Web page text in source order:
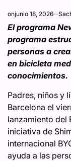
onjunio 18, 2026
El programa
programa
personas a
en bicicleta
conocimientos.
Padres, niños y
Barcelona el
lanzamiento del
iniciativa de
internacional
ayuda a las